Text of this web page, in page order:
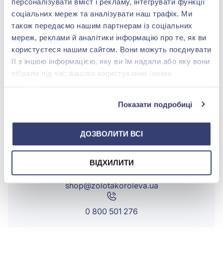
соціальних мереж та аналізувати наш трафік. Ми
також передаємо нашим партнерам із соціальних
мереж, реклами й аналітики інформацію про те, як ви
користуєтеся нашим сайтом. Вони можуть поєднувати
її з іншою інформацією, яку ви їм надали або яку вони
зібрали під час вашого користування їхніми
Показати подробиці
ДОЗВОЛИТИ ВСІ
ВІДХИЛИТИ
Метал: срібло 925°
Вага: 26.4 г.
БРЕНДОВЕ ПАКУВАННЯ
Детальніше
shop@zolotakoroleva.ua
0 800 501 276